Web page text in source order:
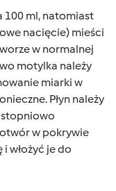
100 ml, natomiast
nacięcie) mieści
w normalnej
motylka należy
miarki w
Płyn należy
stopniowo
otwór w pokrywie
włożyć je do